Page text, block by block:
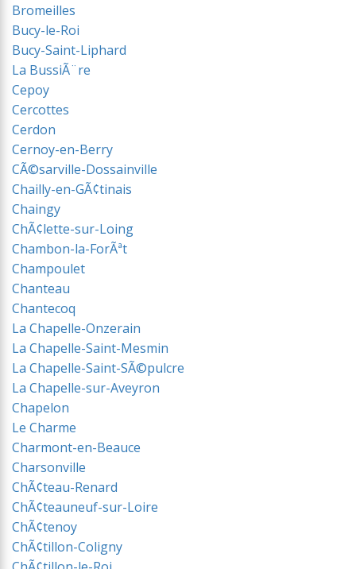
Bromeilles
Bucy-le-Roi
Bucy-Saint-Liphard
La BussiÃ¨re
Cepoy
Cercottes
Cerdon
Cernoy-en-Berry
CÃ©sarville-Dossainville
Chailly-en-GÃ¢tinais
Chaingy
ChÃ¢lette-sur-Loing
Chambon-la-ForÃªt
Champoulet
Chanteau
Chantecoq
La Chapelle-Onzerain
La Chapelle-Saint-Mesmin
La Chapelle-Saint-SÃ©pulcre
La Chapelle-sur-Aveyron
Chapelon
Le Charme
Charmont-en-Beauce
Charsonville
ChÃ¢teau-Renard
ChÃ¢teauneuf-sur-Loire
ChÃ¢tenoy
ChÃ¢tillon-Coligny